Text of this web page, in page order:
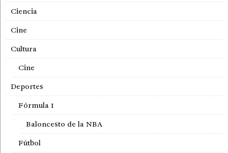
Ciencia
Cine
Cultura
Cine
Deportes
Fórmula 1
Baloncesto de la NBA
Fútbol